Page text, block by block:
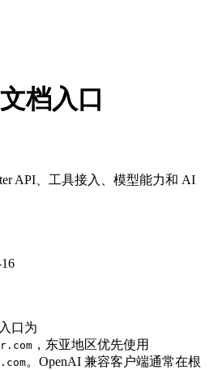
档入口
API、工具接入、模型能力和 AI
口为
，东亚地区优先使用
。OpenAI 兼容客户端通常在根